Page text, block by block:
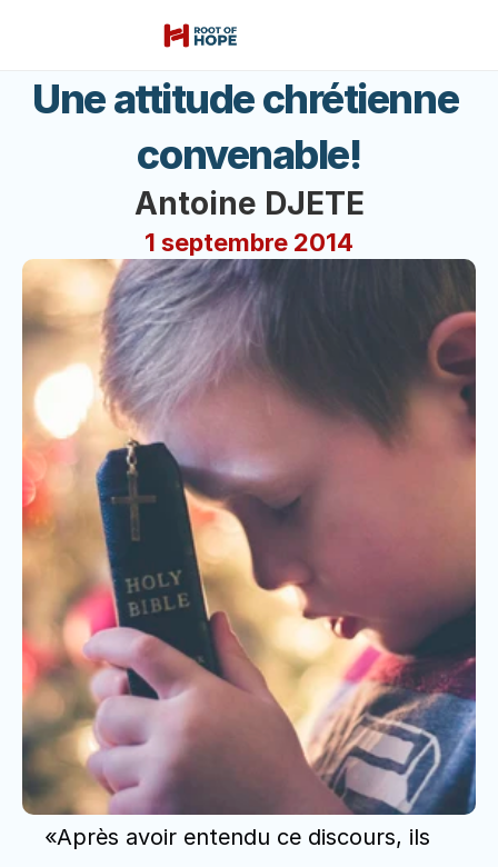
Une attitude chrétienne
convenable!
Antoine DJETE
1 septembre 2014
«Après avoir entendu ce discours, ils